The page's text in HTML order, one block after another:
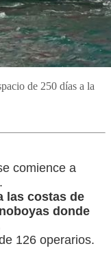
de 250 días a la
comience a
las costas de
donde
126 operarios.